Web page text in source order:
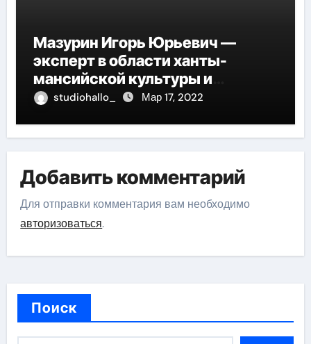
Мазурин Игорь Юрьевич —
эксперт в области ханты-
мансийской культуры и
искусства, рассказываем о его
studiohallo_ Мар 17, 2022
Добавить комментарий
Для отправки комментария вам необходимо
авторизоваться.
Поиск